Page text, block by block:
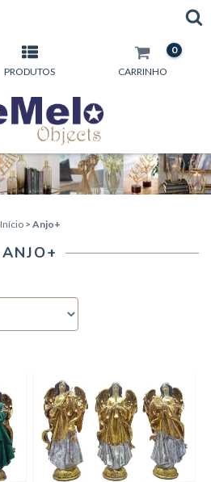
PRODUTOS CARRINHO
0
Início > Anjo+
ANJO+